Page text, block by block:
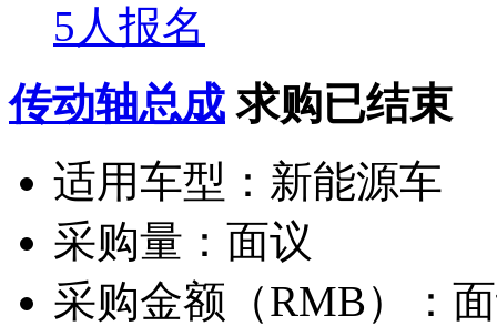
5人报名
传动轴总成 求购已结束
适用车型： 新能源车
采购量： 面议
采购金额（RMB）：